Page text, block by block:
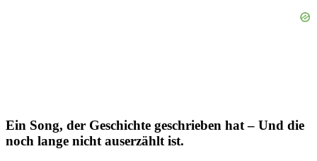
Ein Song, der Geschichte geschrieben hat – Und die
noch lange nicht auserzählt ist.